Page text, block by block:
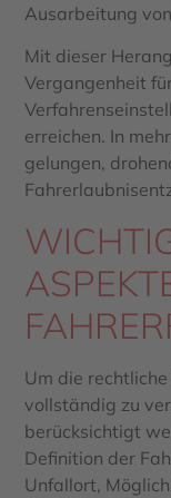
Ausarbeitung
Mit dieser
Vergangenheit
erreichen. In
gelungen,
Um die
vollständig zu
berücksichtigt
Definition der
Unfallort,